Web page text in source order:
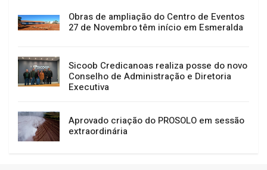
Obras de ampliação do Centro de Eventos
27 de Novembro têm início em Esmeralda
Sicoob Credicanoas realiza posse do novo
Conselho de Administração e Diretoria
Executiva
Aprovado criação do PROSOLO em sessão
extraordinária